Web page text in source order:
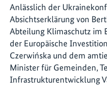
Anlässlich der
Absichtserklärung von
Abteilung Klimaschutz im
der Europäische
Czerwińska und dem
Minister für Gemeinden,
Infrastrukturentwicklung